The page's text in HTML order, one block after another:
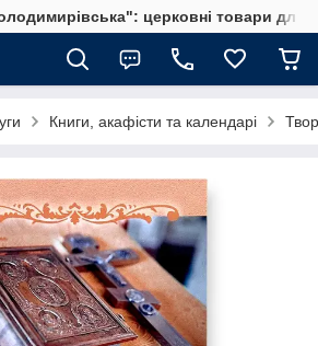
церковні товари для
Книги, акафісти та календарі